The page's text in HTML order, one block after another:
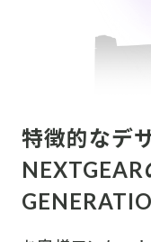
特徴的なデ